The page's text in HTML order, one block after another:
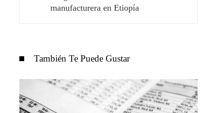
manufacturera en Etiopía
También Te Puede Gustar